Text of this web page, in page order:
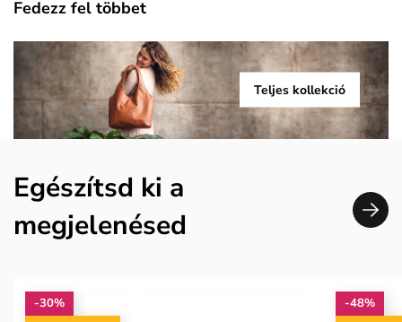
Fedezz fel többet
Teljes kollekció
Egészítsd ki a
megjelenésed
-30%
-48%